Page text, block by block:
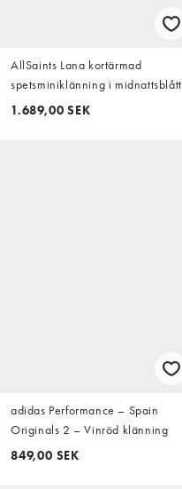
AllSaints Lana kortärmad
spetsminiklänning i midnattsblått
1.689,00 SEK
adidas Performance – Spain
Originals 2 – Vinröd klänning
849,00 SEK